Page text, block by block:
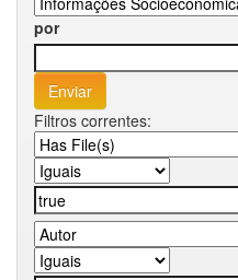
por
Filtros correntes: